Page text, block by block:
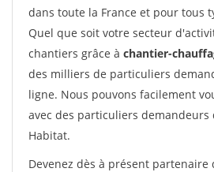
dans toute la France et pour tous
Quel que soit votre secteur
chantiers grâce à chantier-
des milliers de particuliers
ligne. Nous pouvons facilement
avec des particuliers
Habitat.
Devenez dès à présent partenaire